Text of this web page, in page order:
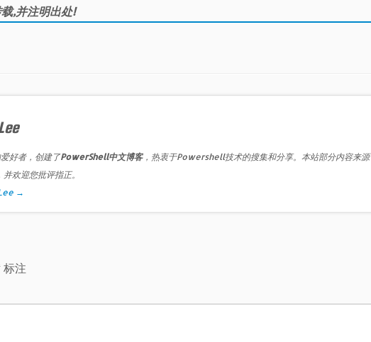
,并注明出处!
好者，创建了PowerShell中文博客，热衷于Powershell技术的搜集和分享。本站部分内容来源
欢迎您批评指正。
→
标注